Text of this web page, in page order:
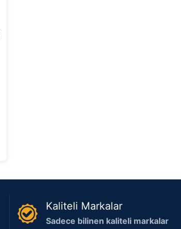
Kaliteli Markalar
Sadece bilinen kaliteli markalar